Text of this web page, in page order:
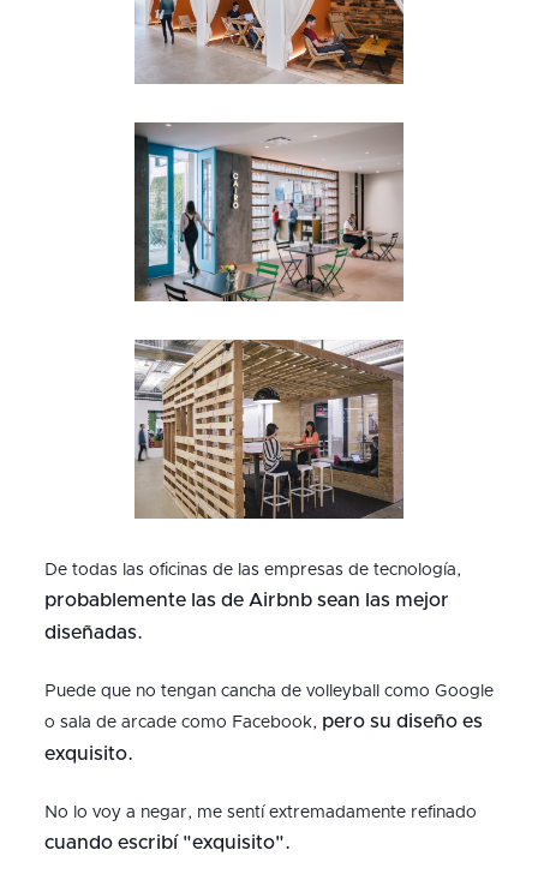
De todas las oficinas de las empresas de tecnología,
probablemente las de Airbnb sean las mejor
diseñadas.
Puede que no tengan cancha de volleyball como Google
o sala de arcade como Facebook, pero su diseño es
exquisito.
No lo voy a negar, me sentí extremadamente refinado
cuando escribí "exquisito".